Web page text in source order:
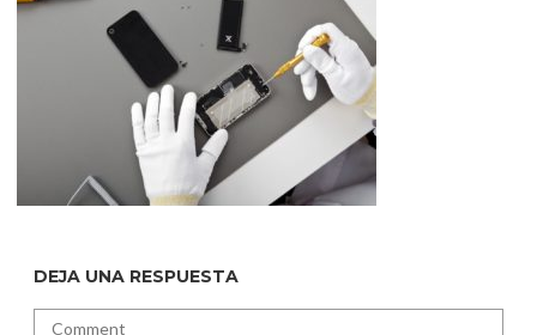
DEJA UNA RESPUESTA